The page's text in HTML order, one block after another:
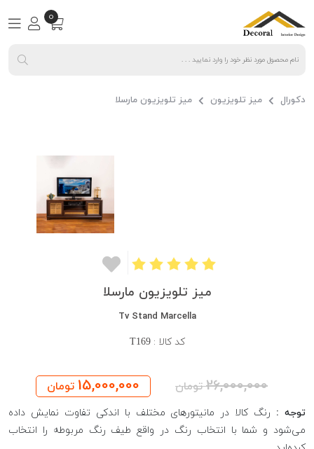
0
دکورال میز تلویزیون میز تلویزیون مارسلا
میز تلویزیون مارسلا
Tv Stand Marcella
کد کالا :T169
26,000,000تومان 15,000,000 تومان
توجه : رنگ کالا در مانیتورهای مختلف با اندکی تفاوت نمایش داده
می‌شود و شما با انتخاب رنگ در واقع طیف رنگ مربوطه را انتخاب